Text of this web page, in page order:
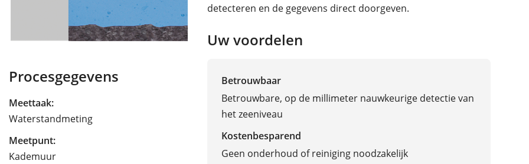
Procesgegevens
Meettaak:
Waterstandmeting
Meetpunt:
Kademuur
detecteren en de gegevens direct doorgeven.
Uw voordelen
Betrouwbaar
Betrouwbare, op de millimeter nauwkeurige detectie van
het zeeniveau
Kostenbesparend
Geen onderhoud of reiniging noodzakelijk